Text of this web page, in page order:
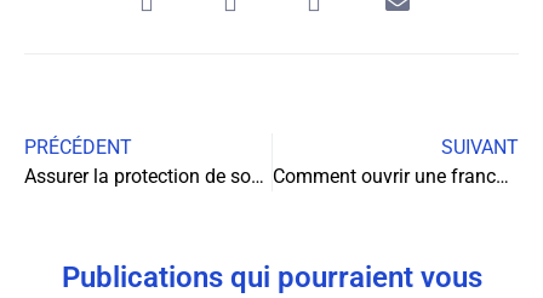
PRÉCÉDENT
Assurer la protection de son entreprise : comment procéder ?
SUIVANT
Comment ouvrir une franchise cavavin ?
Publications qui pourraient vous